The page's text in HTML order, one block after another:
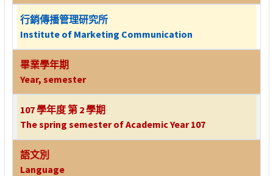
行銷傳播管理研究所
Institute of Marketing Communication
畢業學年期
Year, semester
107 學年度 第 2 學期
The spring semester of Academic Year 107
語文別
Language